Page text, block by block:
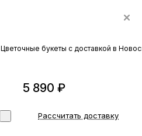
Цветочные букеты с доставкой в
5 890 ₽
Рассчитать доставку